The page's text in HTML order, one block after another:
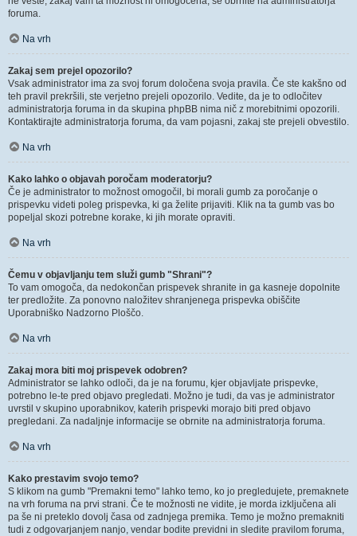
foruma.
Na vrh
Zakaj sem prejel opozorilo?
Vsak administrator ima za svoj forum določena svoja pravila. Če ste kakšno od
teh pravil prekršili, ste verjetno prejeli opozorilo. Vedite, da je to odločitev
administratorja foruma in da skupina phpBB nima nič z morebitnimi opozorili.
Kontaktirajte administratorja foruma, da vam pojasni, zakaj ste prejeli obvestilo.
Na vrh
Kako lahko o objavah poročam moderatorju?
Če je administrator to možnost omogočil, bi morali gumb za poročanje o
prispevku videti poleg prispevka, ki ga želite prijaviti. Klik na ta gumb vas bo
popeljal skozi potrebne korake, ki jih morate opraviti.
Na vrh
Čemu v objavljanju tem služi gumb "Shrani"?
To vam omogoča, da nedokončan prispevek shranite in ga kasneje dopolnite
ter predložite. Za ponovno naložitev shranjenega prispevka obiščite
Uporabniško Nadzorno Ploščo.
Na vrh
Zakaj mora biti moj prispevek odobren?
Administrator se lahko odloči, da je na forumu, kjer objavljate prispevke,
potrebno le-te pred objavo pregledati. Možno je tudi, da vas je administrator
uvrstil v skupino uporabnikov, katerih prispevki morajo biti pred objavo
pregledani. Za nadaljnje informacije se obrnite na administratorja foruma.
Na vrh
Kako prestavim svojo temo?
S klikom na gumb "Premakni temo" lahko temo, ko jo pregledujete, premaknete
na vrh foruma na prvi strani. Če te možnosti ne vidite, je morda izključena ali
pa še ni preteklo dovolj časa od zadnjega premika. Temo je možno premakniti
tudi z odgovarjanjem nanjo, vendar bodite previdni in sledite pravilom foruma,